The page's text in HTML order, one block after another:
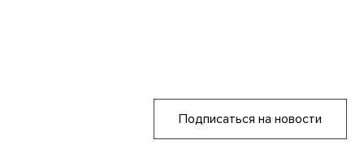
Подписаться на новости